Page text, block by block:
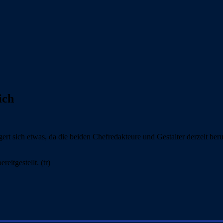
sich etwas, da die beiden Chefredakteure und Gestalter derzeit
(tr)